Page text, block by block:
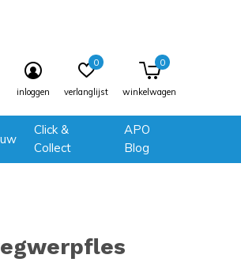
Click &
Collect
APO
Blog
inloggen verlanglijst
0
winkelwagen
0